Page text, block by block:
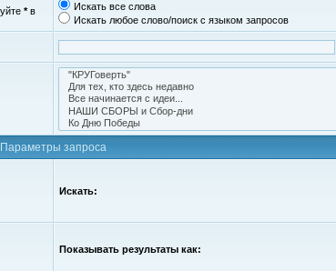
*в
Искать все слова
Искать любое слово/поиск с языком запросов
Параметры запроса
Искать:
Показывать результаты как: